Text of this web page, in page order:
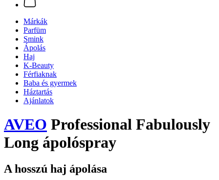
Márkák
Parfüm
Smink
Ápolás
Haj
K-Beauty
Férfiaknak
Baba és gyermek
Háztartás
Ajánlatok
AVEO Professional Fabulously
Long ápolóspray
A hosszú haj ápolása